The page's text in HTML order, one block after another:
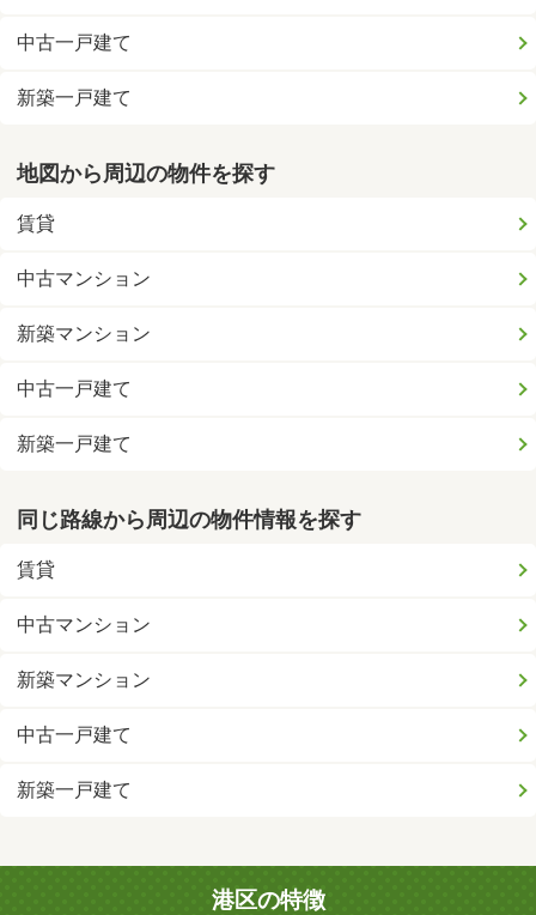
中古一戸建て
新築一戸建て
地図から周辺の物件を探す
賃貸
中古マンション
新築マンション
中古一戸建て
新築一戸建て
同じ路線から周辺の物件情報を探す
賃貸
中古マンション
新築マンション
中古一戸建て
新築一戸建て
港区の特徴